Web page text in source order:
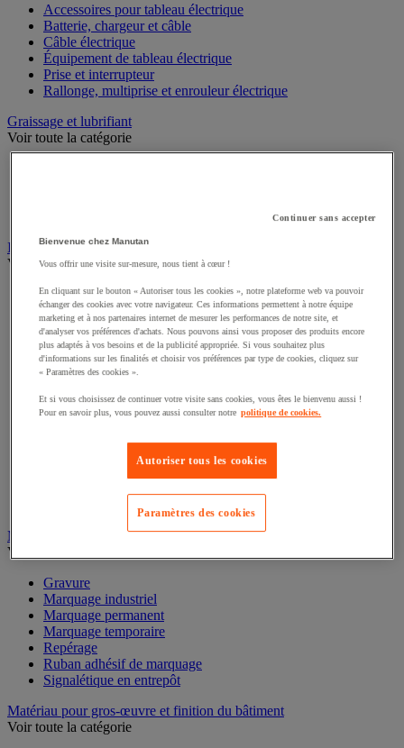
Accessoires pour tableau électrique
Batterie, chargeur et câble
Câble électrique
Équipement de tableau électrique
Prise et interrupteur
Rallonge, multiprise et enrouleur électrique
Graissage et lubrifiant
Voir toute la catégorie
Instrument de mesure
Voir toute la catégorie
Balance industrielle
Compteur et compteur-métreur
Dynamomètre
Équipement optique
Instrument de mesure de laboratoire
Mesure de distance
Mesure de l'environnement
Mesure du temps
Mesure et repère de chantier
Thermomètre et thermohygromètre
Marquage
Voir toute la catégorie
Gravure
Marquage industriel
Marquage permanent
Marquage temporaire
Repérage
Ruban adhésif de marquage
Signalétique en entrepôt
Matériau pour gros-œuvre et finition du bâtiment
Voir toute la catégorie
Continuer sans accepter
Bienvenue chez Manutan
Vous offrir une visite sur-mesure, nous tient à cœur !
En cliquant sur le bouton « Autoriser tous les cookies », notre plateforme web va pouvoir
échanger des cookies avec votre navigateur. Ces informations permettent à notre équipe
marketing et à nos partenaires internet de mesurer les performances de notre site, et
d'analyser vos préférences d'achats. Nous pouvons ainsi vous proposer des produits encore
plus adaptés à vos besoins et de la publicité appropriée. Si vous souhaitez plus
d'informations sur les finalités et choisir vos préférences par type de cookies, cliquez sur
« Paramètres des cookies ».
Et si vous choisissez de continuer votre visite sans cookies, vous êtes le bienvenu aussi !
Pour en savoir plus, vous pouvez aussi consulter notre politique de cookies.
Autoriser tous les cookies
Paramètres des cookies